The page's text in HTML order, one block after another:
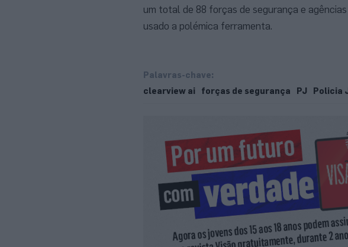
um total de 88 forças de segurança e
usado a polémica ferramenta.
Palavras-chave:
clearview ai
forças de segurança PJ Policia